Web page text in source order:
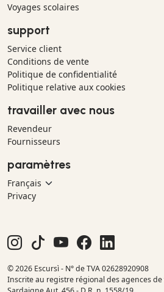
Voyages scolaires
support
Service client
Conditions de vente
Politique de confidentialité
Politique relative aux cookies
travailler avec nous
Revendeur
Fournisseurs
paramètres
Privacy
© 2026 Escursì - N° de TVA 02628920908
Inscrite au registre régional des agences